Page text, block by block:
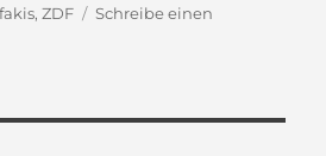
,ZDF
Schreibe einen